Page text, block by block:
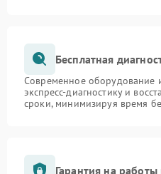
Бесплатная
Современное оборудование
экспресс-диагностику и
сроки, минимизируя время
Гарантия на работы